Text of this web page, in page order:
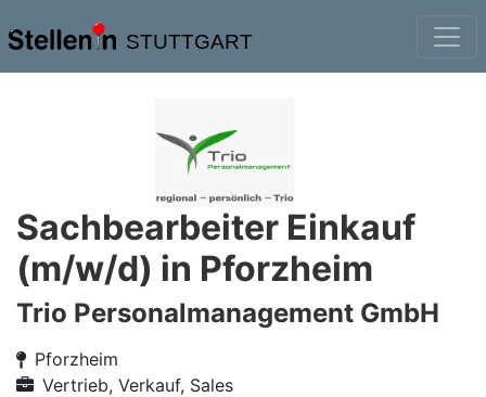
STUTTGART
Sachbearbeiter Einkauf
(m/w/d) in Pforzheim
Trio Personalmanagement GmbH
Pforzheim
Vertrieb, Verkauf, Sales